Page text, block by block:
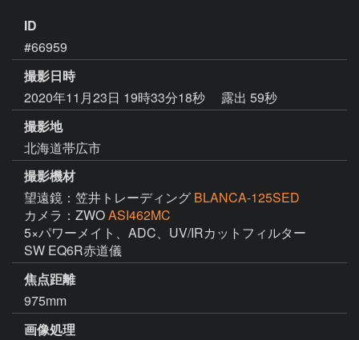
ID
#66959
撮影日時
2020年11月23日 19時33分18秒
露出 59秒
撮影地
北海道帯広市
撮影機材
望遠鏡：笠井トレーディング BLANCA-125SED
カメラ：ZWOASI462MC
5×パワーメイト、ADC、UV/IRカットフィルター
SW EQ6R赤道儀
焦点距離
975mm
画像処理